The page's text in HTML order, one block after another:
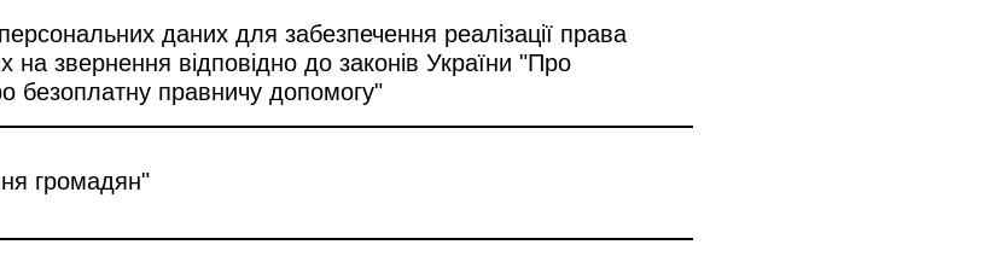
даних для забезпечення реалізації права
на звернення відповідно до законів України "Про
безоплатну правничу допомогу"
громадян"